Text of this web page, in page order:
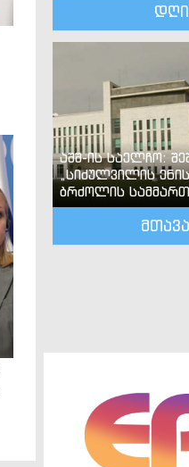
აშშ-ის საელჩო:
„სიძულვილის
ბრძოლის